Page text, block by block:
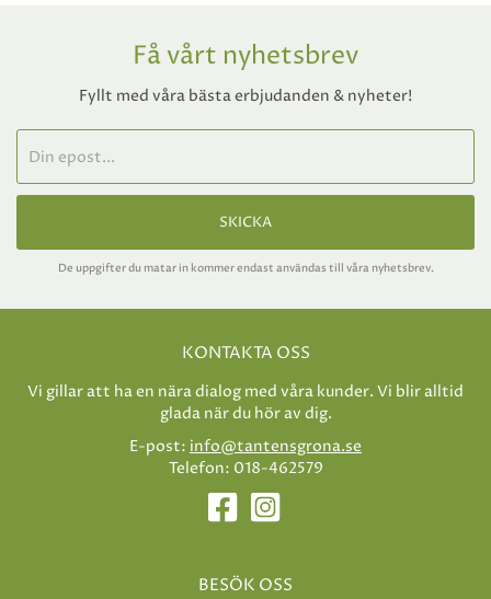
Få vårt nyhetsbrev
Fyllt med våra bästa erbjudanden & nyheter!
SKICKA
De uppgifter du matar in kommer endast användas till våra nyhetsbrev.
KONTAKTA OSS
Vi gillar att ha en nära dialog med våra kunder. Vi blir alltid
glada när du hör av dig.
E-post: info@tantensgrona.se
Telefon: 018-462579
BESÖK OSS